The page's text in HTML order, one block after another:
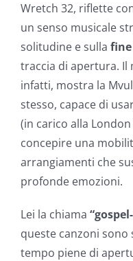
Wretch 32, riflette
un senso musicale
solitudine e sulla fine
traccia di apertura. Il
infatti, mostra la
stesso, capace di
(in carico alla
concepire una
arrangiamenti che
profonde emozioni.
Lei la chiama
queste canzoni sono
tempo piene di